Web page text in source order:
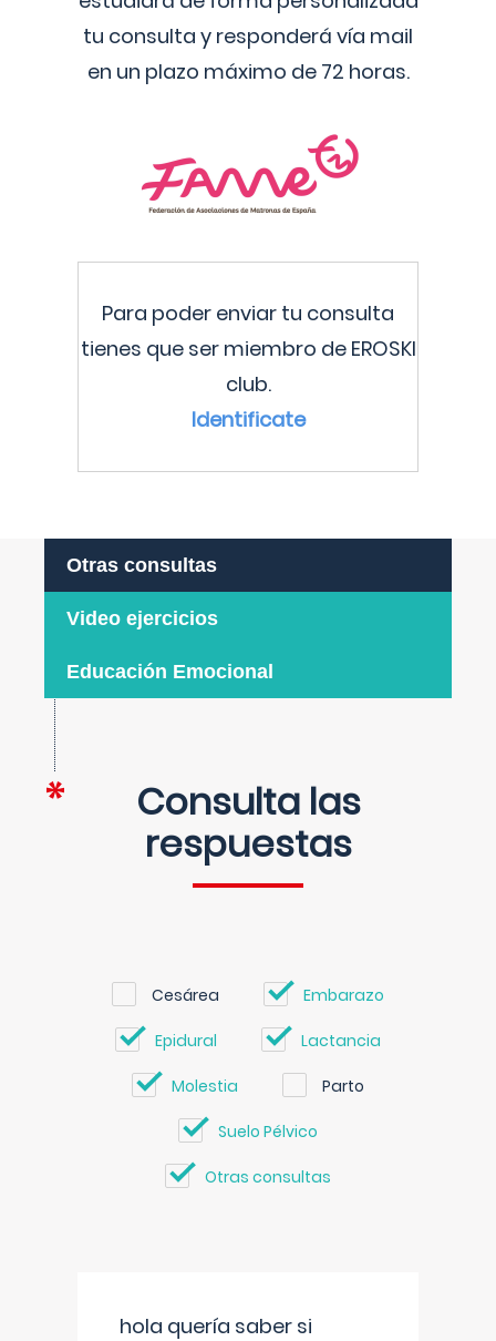
tu consulta y responderá vía mail
en un plazo máximo de 72 horas.
Para poder enviar tu consulta
tienes que ser miembro de EROSKI
club.
Identificate
Otras consultas
Video ejercicios
Educación Emocional
Consulta las
respuestas
Cesárea Embarazo
Epidural Lactancia
Molestia Parto
Suelo Pélvico
Otras consultas
hola quería saber si